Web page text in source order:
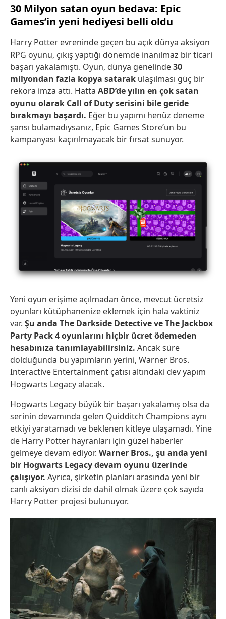
30 Milyon satan oyun bedava: Epic
Games’in yeni hediyesi belli oldu
Harry Potter evreninde geçen bu açık dünya aksiyon
RPG oyunu, çıkış yaptığı dönemde inanılmaz bir ticari
başarı yakalamıştı. Oyun, dünya genelinde30
milyondan fazla kopya satarak ulaşılması güç bir
rekora imza attı. Hatta ABD’de yılın en çok satan
oyunu olarak Call of Duty serisini bile geride
bırakmayı başardı. Eğer bu yapımı henüz deneme
şansı bulamadıysanız, Epic Games Store’un bu
kampanyası kaçırılmayacak bir fırsat sunuyor.
Yeni oyun erişime açılmadan önce, mevcut ücretsiz
oyunları kütüphanenize eklemek için hala vaktiniz
var. Şu anda The Darkside Detective ve The Jackbox
Party Pack 4 oyunlarını hiçbir ücret ödemeden
hesabınıza tanımlayabilirsiniz. Ancak süre
dolduğunda bu yapımların yerini, Warner Bros.
Interactive Entertainment çatısı altındaki dev yapım
Hogwarts Legacy alacak.
Hogwarts Legacy büyük bir başarı yakalamış olsa da
serinin devamında gelen Quidditch Champions aynı
etkiyi yaratamadı ve beklenen kitleye ulaşamadı. Yine
de Harry Potter hayranları için güzel haberler
gelmeye devam ediyor. Warner Bros., şu anda yeni
bir Hogwarts Legacy devam oyunu üzerinde
çalışıyor. Ayrıca, şirketin planları arasında yeni bir
canlı aksiyon dizisi de dahil olmak üzere çok sayıda
Harry Potter projesi bulunuyor.